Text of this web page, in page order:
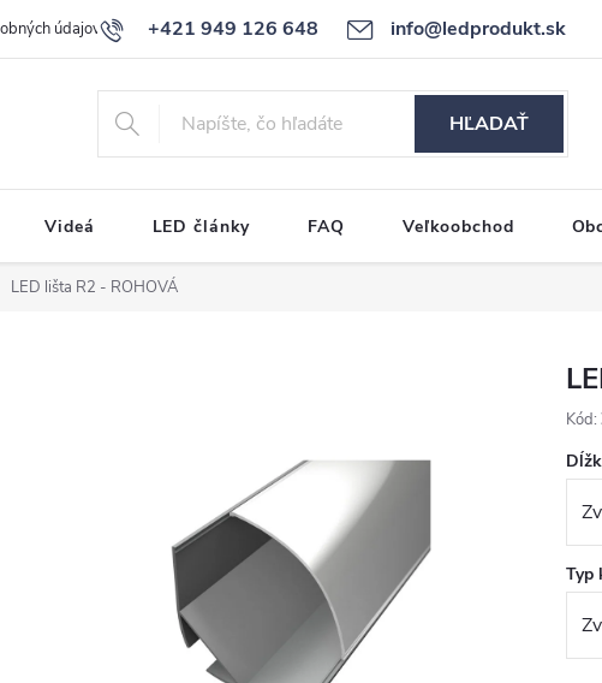
+421 949 126 648 info@ledprodukt.sk
údajov Reklamačný poriadok
HĽADAŤ
Videá LED články FAQ Veľkoobchod
LED lišta R2 - ROHOVÁ
Kód:
Typ